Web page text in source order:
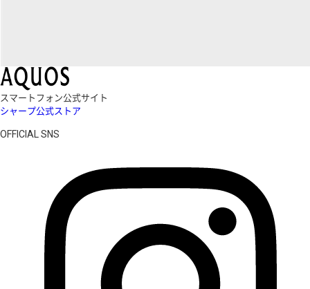
スマートフォン公式サイト
シャープ公式ストア
OFFICIAL SNS